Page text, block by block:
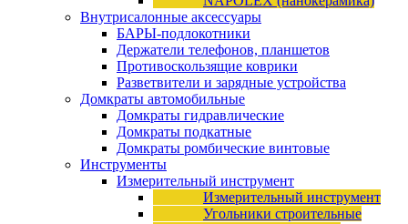
Внутрисалонные аксессуары
БАРЫ-подлокотники
Держатели телефонов, планшетов
Противоскользящие коврики
Разветвители и зарядные устройства
Домкраты автомобильные
Домкраты гидравлические
Домкраты подкатные
Домкраты ромбические винтовые
Инструменты
Измерительный инструмент
Измерительный инструмент
Угольники строительные